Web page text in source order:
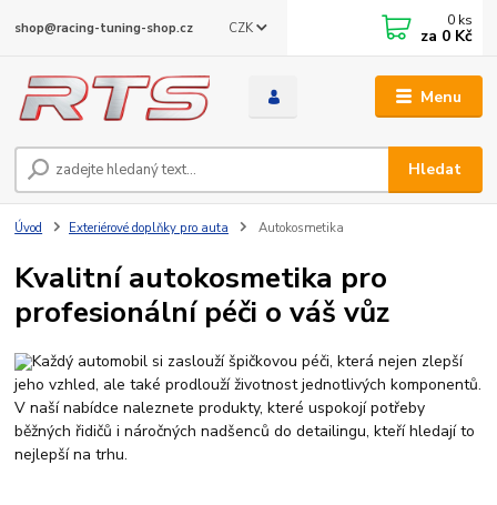
Menu
CZK
Hledat
shop@racing-tuning-shop.cz 0 ks
za 0 Kč
Úvod Exteriérové doplňky pro auta Autokosmetika
Kvalitní autokosmetika pro
profesionální péči o váš vůz
Každý automobil si zaslouží špičkovou péči, která nejen zlepší
jeho vzhled, ale také prodlouží životnost jednotlivých komponentů.
V naší nabídce naleznete produkty, které uspokojí potřeby
běžných řidičů i náročných nadšenců do detailingu, kteří hledají to
nejlepší na trhu.
ČISTIČ